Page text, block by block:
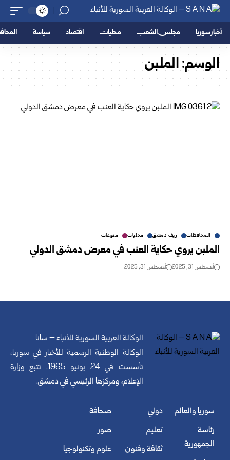
أخبار سوريا مجلس الشعب محليات اقتصاد سياسة
الوسم:الملبن
المحافظات ريف دمشق محليات منوعات
الملبن يروي حكاية العنب في معرض دمشق الدولي
أغسطس 31, 2025 أغسطس 31, 2025
الوكالة العربية السورية للأنباء – سانا
الوكالة الوطنية الرسمية للأخبار في سوريا،
تأسست في 24 يونيو 1965. تتبع وزارة
الإعلام، ومركزها الرئيسي في دمشق.
سوريا والعالم
رئاسة
الجمهورية
دولي
تعليم
ثقافة وفنون
صحافة
صور
علوم وتكنولوجيا